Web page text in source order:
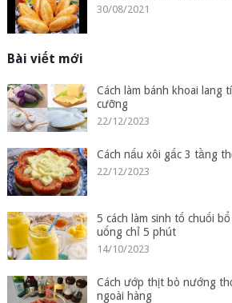
30/08/2021
Bài viết mới
Cách làm bánh khoai lang
cưỡng
22/12/2023
Cách nấu xôi gấc 3 tầng
22/12/2023
5 cách làm sinh tố chuối
uống chỉ 5 phút
14/10/2023
Cách ướp thịt bò nướng
ngoài hàng